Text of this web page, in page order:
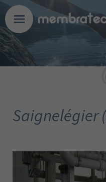
Saignelégier